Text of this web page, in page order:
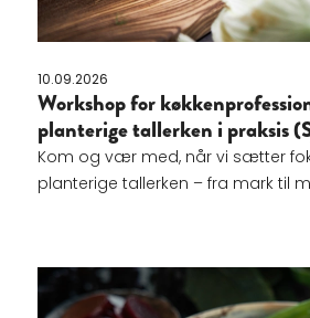
10.09.2026
Workshop for
planterige tallerken i praksis
Kom og vær med, når vi sætter
planterige tallerken – fra mark til
- Dagligvaremarkedet Q3 2026
Læs mere om